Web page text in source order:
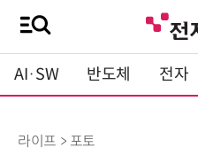
AI·SW 반도체 전자
라이프 > 포토